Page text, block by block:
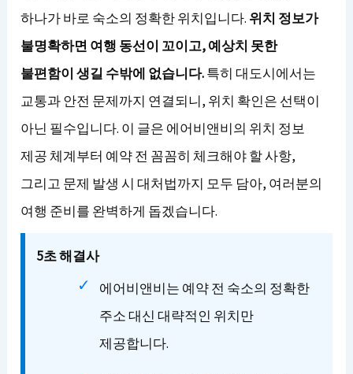
하나가 바로 숙소의 정확한 위치입니다. 위치 정보가
불명확하면 여행 동선이 꼬이고, 예상치 못한
불편함이 생길 수밖에 없습니다.특히 대도시에서는
교통과 안전 문제까지 연결되니, 위치 확인은 선택이
아닌 필수입니다. 이 글은 에어비앤비의 위치 정보
제공 체계부터 예약 전 꼼꼼히 체크해야 할 사항,
그리고 문제 발생 시 대처법까지 모두 담아, 여러분의
여행 준비를 완벽하게 돕겠습니다.
5초 해결사
에어비앤비는 예약 전 숙소의 정확한
주소 대신 대략적인 위치만
제공합니다.